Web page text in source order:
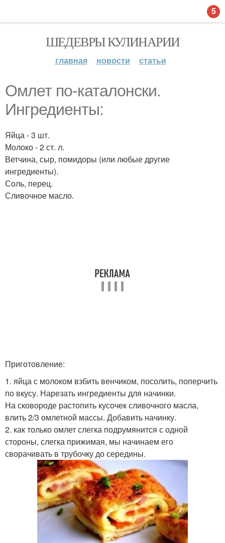
ШЕДЕВРЫ КУЛИНАРИИ
главная новости статьи
Омлет по-каталонски.
Ингредиенты:
Яйца - 3 шт.
Молоко - 2 ст. л.
Ветчина, сыр, помидоры (или любые другие
ингредиенты).
Соль, перец.
Сливочное масло.
Приготовление:
1. яйца с молоком взбить венчиком, посолить, поперчить
по вкусу. Нарезать ингредиенты для начинки.
На сковороде растопить кусочек сливочного масла,
влить 2/3 омлетной массы. Добавить начинку.
2. как только омлет слегка подрумянится с одной
стороны, слегка прижимая, мы начинаем его
сворачивать в трубочку до середины.
5